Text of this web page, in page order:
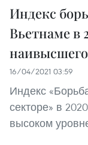
Индекс
Вьетнаме в
наивысшего
16/04/2021 03:59
Индекс
секторе» в
высоком